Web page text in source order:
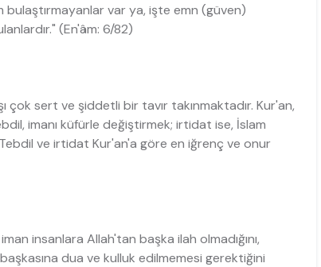
bulaştırmayanlar var ya, işte emn (güven)
(En'âm: 6/82)
çok sert ve şiddetli bir tavır takınmaktadır. Kur'an,
imanı küfürle değiştirmek; irtidat ise, İslam
ve irtidat Kur'an'a göre en iğrenç ve onur
insanlara Allah'tan başka ilah olmadığını,
dua ve kulluk edilmemesi gerektiğini